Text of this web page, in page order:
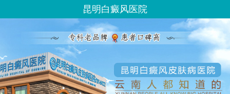
昆明白癜风医院